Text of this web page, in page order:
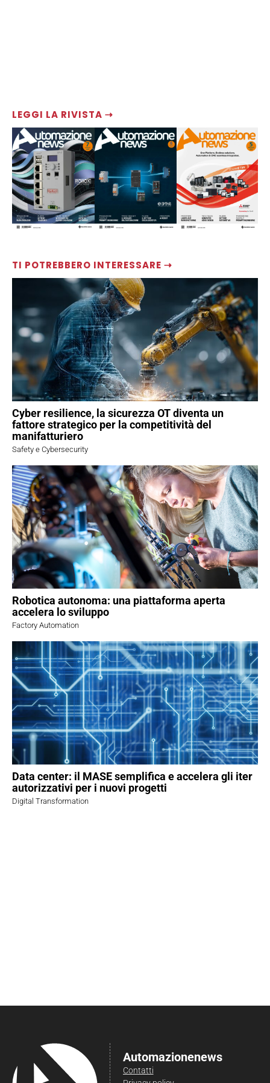
LEGGI LA RIVISTA ⇢
TI POTREBBERO INTERESSARE ⇢
Cyber resilience, la sicurezza OT diventa un
fattore strategico per la competitività del
manifatturiero
Safety e Cybersecurity
Robotica autonoma: una piattaforma aperta
accelera lo sviluppo
Factory Automation
Data center: il MASE semplifica e accelera gli iter
autorizzativi per i nuovi progetti
Digital Transformation
Automazionenews
Contatti